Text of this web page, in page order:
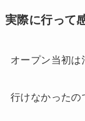
実際に行って
オープン当初は
行けなかったの